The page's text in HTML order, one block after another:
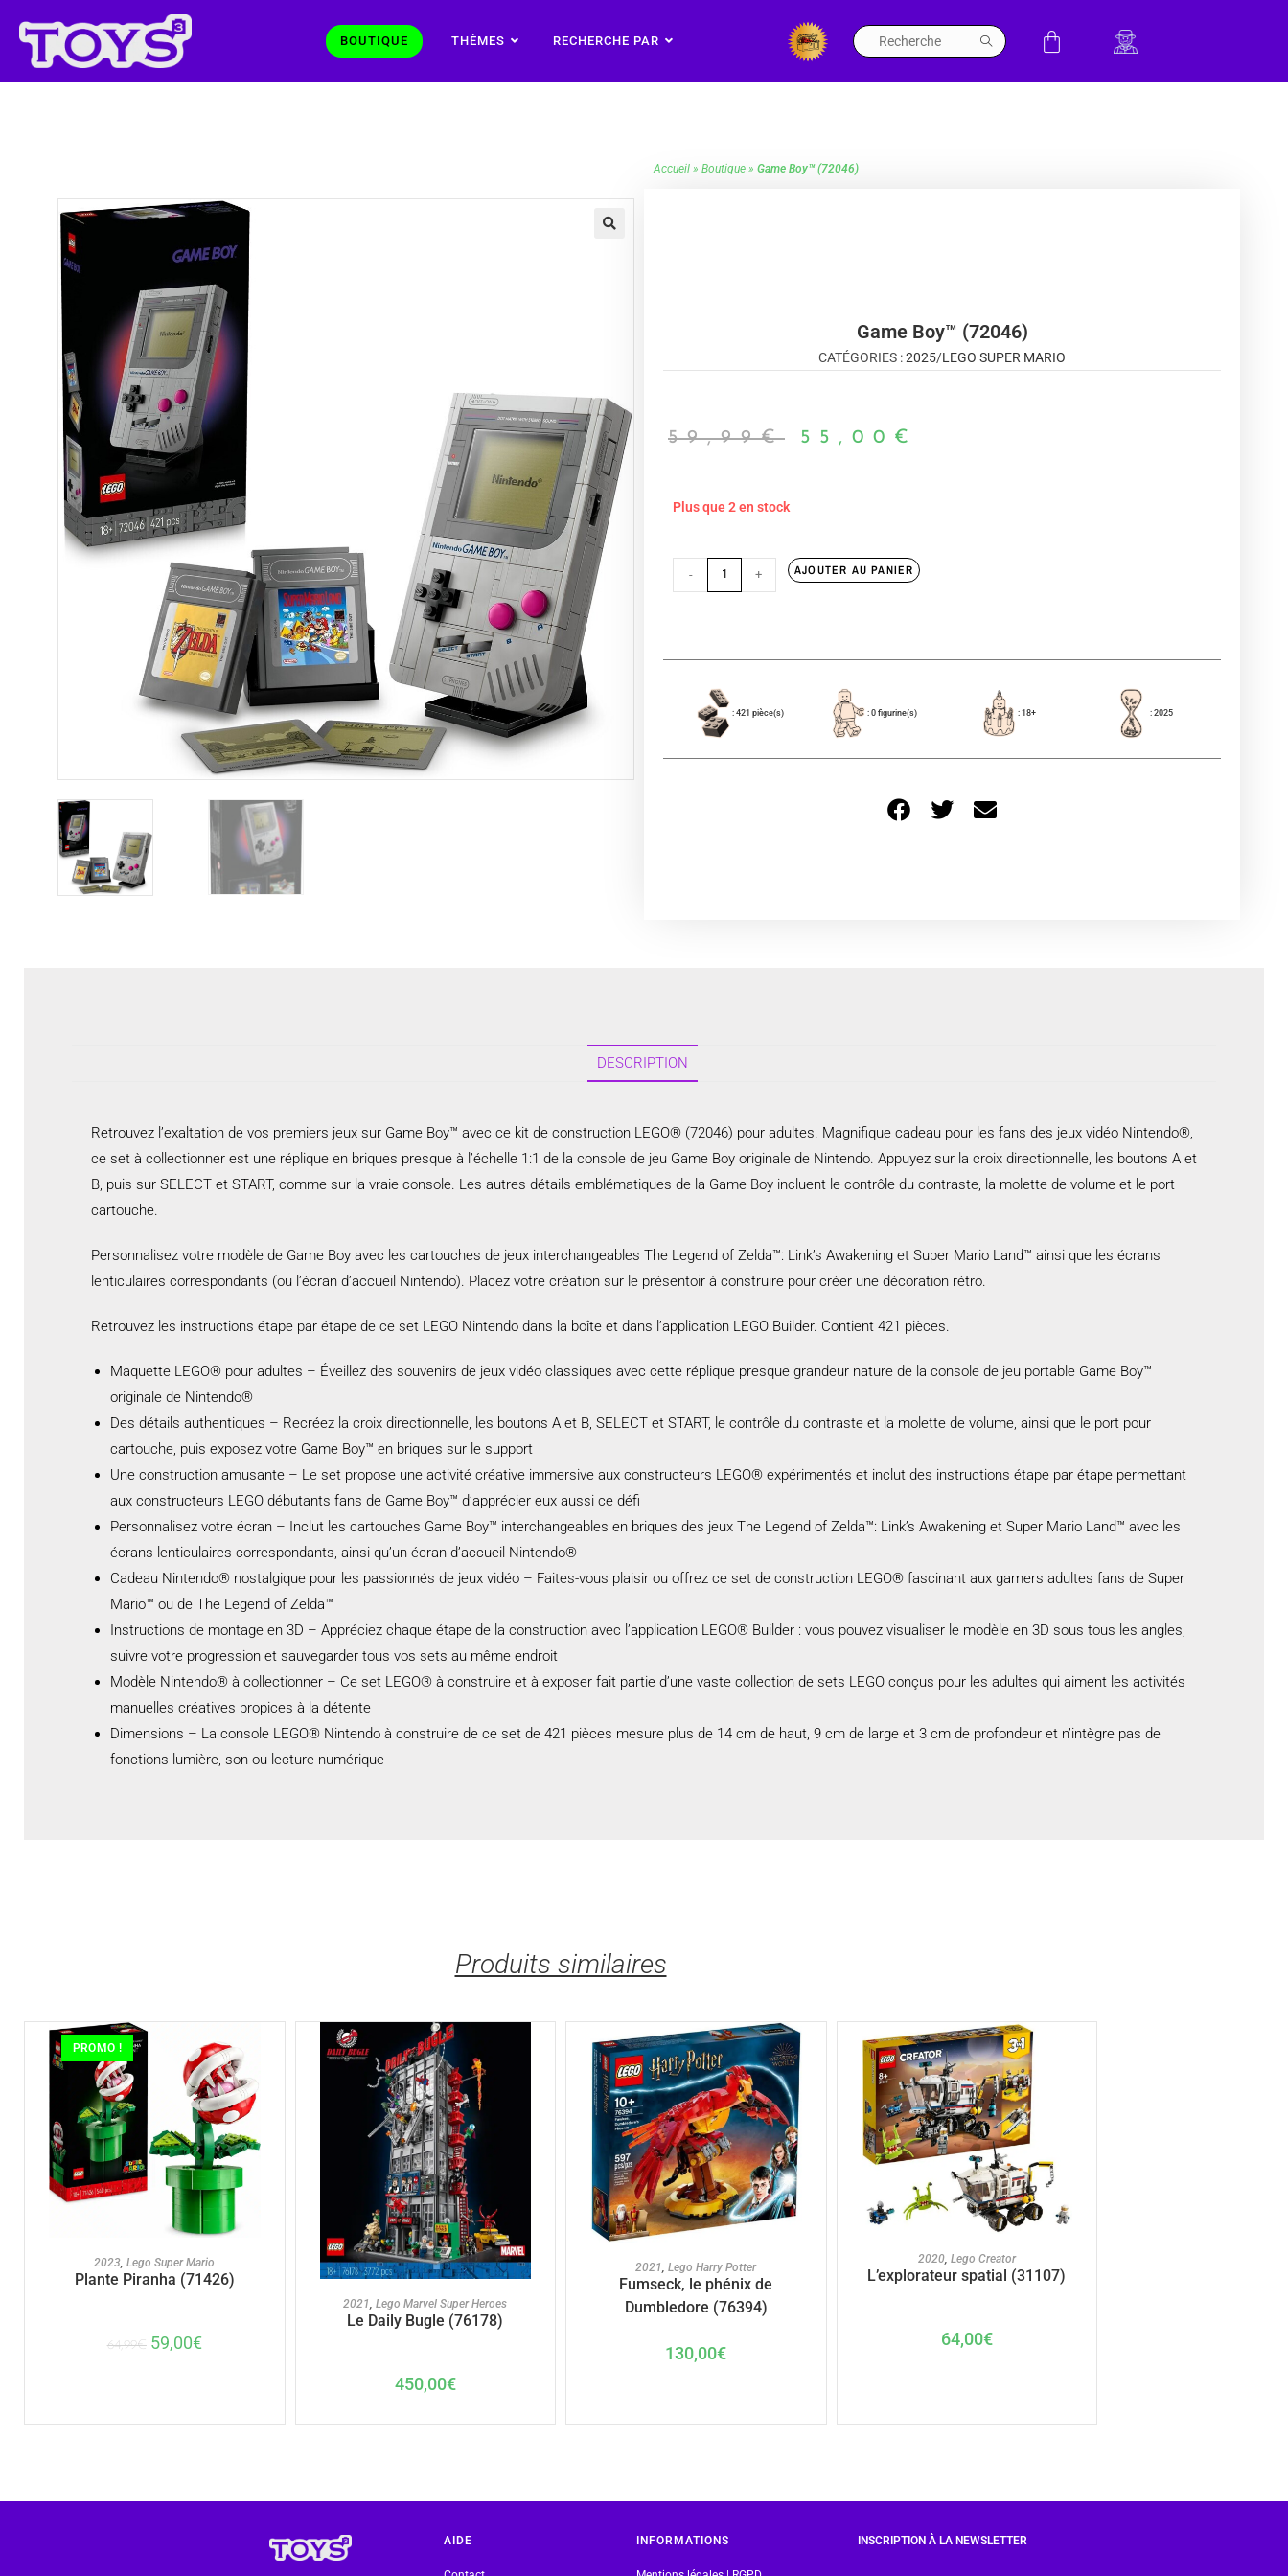
BOUTIQUE THÈMES RECHERCHE PAR
Accueil » Boutique » Game Boy™ (72046)
Game Boy™ (72046)
CATÉGORIES :2025/LEGO SUPER MARIO
59,99€ 55,00 €
Plus que 2 en stock
- + AJOUTER AU PANIER
: 421 pièce(s) : 0 figurine(s) : 18+ : 2025
DESCRIPTION
Retrouvez l’exaltation de vos premiers jeux sur Game Boy™ avec ce kit de construction LEGO® (72046) pour adultes. Magnifique cadeau pour les fans des jeux vidéo Nintendo®,
ce set à collectionner est une réplique en briques presque à l’échelle 1:1 de la console de jeu Game Boy originale de Nintendo. Appuyez sur la croix directionnelle, les boutons A et
B, puis sur SELECT et START, comme sur la vraie console. Les autres détails emblématiques de la Game Boy incluent le contrôle du contraste, la molette de volume et le port
cartouche.
Personnalisez votre modèle de Game Boy avec les cartouches de jeux interchangeables The Legend of Zelda™: Link’s Awakening et Super Mario Land™ ainsi que les écrans
lenticulaires correspondants (ou l’écran d’accueil Nintendo). Placez votre création sur le présentoir à construire pour créer une décoration rétro.
Retrouvez les instructions étape par étape de ce set LEGO Nintendo dans la boîte et dans l’application LEGO Builder. Contient 421 pièces.
Maquette LEGO® pour adultes – Éveillez des souvenirs de jeux vidéo classiques avec cette réplique presque grandeur nature de la console de jeu portable Game Boy™
originale de Nintendo®
Des détails authentiques – Recréez la croix directionnelle, les boutons A et B, SELECT et START, le contrôle du contraste et la molette de volume, ainsi que le port pour
cartouche, puis exposez votre Game Boy™ en briques sur le support
Une construction amusante – Le set propose une activité créative immersive aux constructeurs LEGO® expérimentés et inclut des instructions étape par étape permettant
aux constructeurs LEGO débutants fans de Game Boy™ d’apprécier eux aussi ce défi
Personnalisez votre écran – Inclut les cartouches Game Boy™ interchangeables en briques des jeux The Legend of Zelda™: Link’s Awakening et Super Mario Land™ avec les
écrans lenticulaires correspondants, ainsi qu’un écran d’accueil Nintendo®
Cadeau Nintendo® nostalgique pour les passionnés de jeux vidéo – Faites-vous plaisir ou offrez ce set de construction LEGO® fascinant aux gamers adultes fans de Super
Mario™ ou de The Legend of Zelda™
Instructions de montage en 3D – Appréciez chaque étape de la construction avec l’application LEGO® Builder : vous pouvez visualiser le modèle en 3D sous tous les angles,
suivre votre progression et sauvegarder tous vos sets au même endroit
Modèle Nintendo® à collectionner – Ce set LEGO® à construire et à exposer fait partie d’une vaste collection de sets LEGO conçus pour les adultes qui aiment les activités
manuelles créatives propices à la détente
Dimensions – La console LEGO® Nintendo à construire de ce set de 421 pièces mesure plus de 14 cm de haut, 9 cm de large et 3 cm de profondeur et n’intègre pas de
fonctions lumière, son ou lecture numérique
Produits similaires
PROMO !
AJOUTER AU PANIER
2023,Lego Super Mario
Plante Piranha (71426)
64,99€ 59,00€
AJOUTER AU PANIER
2021,Lego Marvel Super Heroes
Le Daily Bugle (76178)
450,00€
AJOUTER AU PANIER
2021,Lego Harry Potter
Fumseck, le phénix de
Dumbledore (76394)
130,00€
AJOUTER AU PANIER
2020, Lego Creator
L’explorateur spatial (31107)
64,00€
AIDE INFORMATIONS INSCRIPTION À LA NEWSLETTER